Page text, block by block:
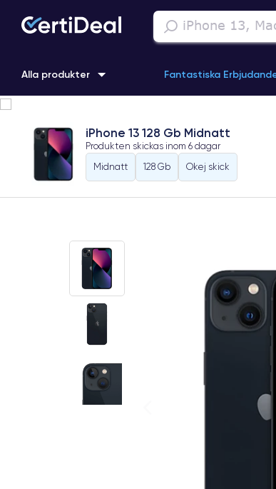
Alla produkter Fantastiska
iPhone 11 Pro iPhone 15 Pro
iPhone 13 128 Gb Midnatt
Produkten skickas inom 6 dagar
Midnatt
128 Gb Okej skick